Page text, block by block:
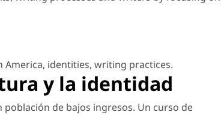
America, identities, writing practices.
y la identidad
de bajos ingresos. Un curso de